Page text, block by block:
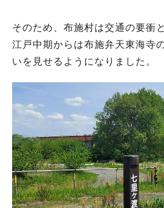
そのため、布施村は交通の要衝
江戸中期からは布施弁天東海寺
いを見せるようになりました。